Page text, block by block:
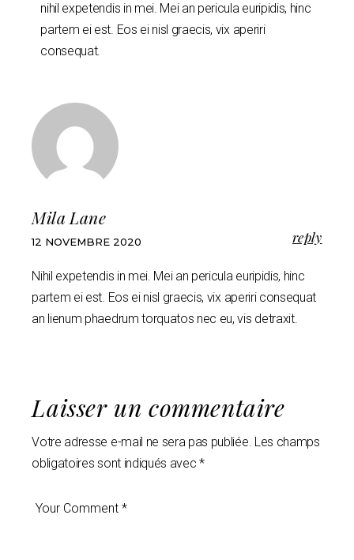
nihil expetendis in mei. Mei an pericula euripidis, hinc
partem ei est. Eos ei nisl graecis, vix aperiri
consequat.
Mila Lane
12 NOVEMBRE 2020
Nihil expetendis in mei. Mei an pericula euripidis, hinc
partem ei est. Eos ei nisl graecis, vix aperiri consequat
an lienum phaedrum torquatos nec eu, vis detraxit.
reply
Laisser un commentaire
Votre adresse e-mail ne sera pas publiée. Les champs
obligatoires sont indiqués avec*